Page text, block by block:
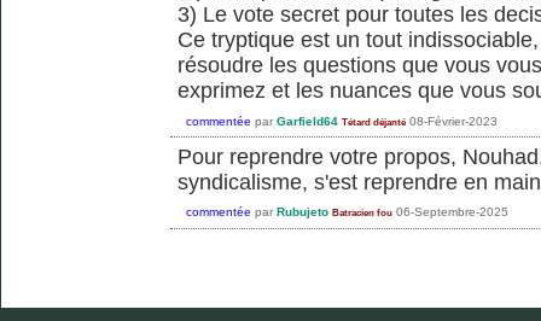
3) Le vote secret pour toutes les
Ce tryptique est un tout
résoudre les questions que vous
exprimez et les nuances que vous
commentée par Garfield64 Tétard déjanté 08-Février-2023
Pour reprendre votre propos,
syndicalisme, s'est reprendre en
commentée par Rubujeto Batracien fou 06-Septembre-2025